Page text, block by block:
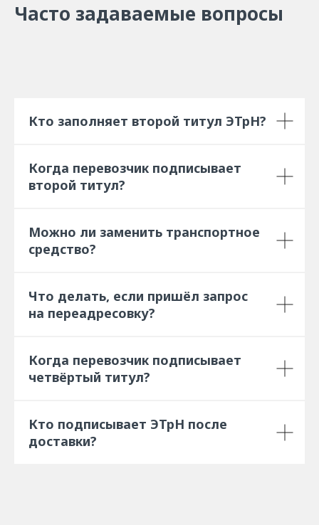
Часто задаваемые вопросы
Кто заполняет второй титул ЭТрН?
Когда перевозчик подписывает
второй титул?
Можно ли заменить транспортное
средство?
Что делать, если пришёл запрос
на переадресовку?
Когда перевозчик подписывает
четвёртый титул?
Кто подписывает ЭТрН после
доставки?